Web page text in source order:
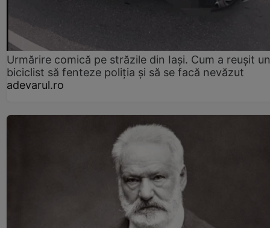
Urmărire comică pe străzile din Iași. Cum a reușit un
biciclist să fenteze poliția și să se facă nevăzut
adevarul.ro